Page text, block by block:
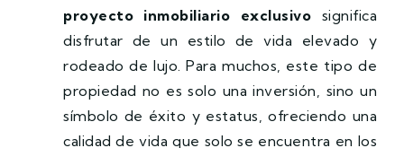
proyecto inmobiliario exclusivo significa
disfrutar de un estilo de vida elevado y
rodeado de lujo. Para muchos, este tipo de
propiedad no es solo una inversión, sino un
símbolo de éxito y estatus, ofreciendo una
calidad de vida que solo se encuentra en los